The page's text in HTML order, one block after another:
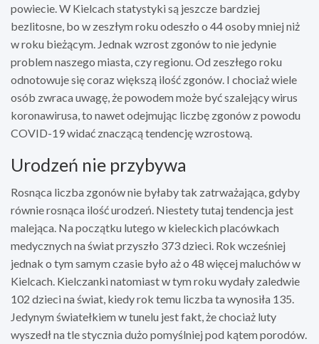
powiecie. W Kielcach statystyki są jeszcze bardziej
bezlitosne, bo w zeszłym roku odeszło o 44 osoby mniej niż
w roku bieżącym. Jednak wzrost zgonów to nie jedynie
problem naszego miasta, czy regionu. Od zeszłego roku
odnotowuje się coraz większą ilość zgonów. I chociaż wiele
osób zwraca uwagę, że powodem może być szalejący wirus
koronawirusa, to nawet odejmując liczbę zgonów z powodu
COVID-19 widać znaczącą tendencję wzrostową.
Urodzeń nie przybywa
Rosnąca liczba zgonów nie byłaby tak zatrważająca, gdyby
równie rosnąca ilość urodzeń. Niestety tutaj tendencja jest
malejąca. Na początku lutego w kieleckich placówkach
medycznych na świat przyszło 373 dzieci. Rok wcześniej
jednak o tym samym czasie było aż o 48 więcej maluchów w
Kielcach. Kielczanki natomiast w tym roku wydały zaledwie
102 dzieci na świat, kiedy rok temu liczba ta wynosiła 135.
Jedynym światełkiem w tunelu jest fakt, że chociaż luty
wyszedł na tle stycznia dużo pomyślniej pod kątem porodów.